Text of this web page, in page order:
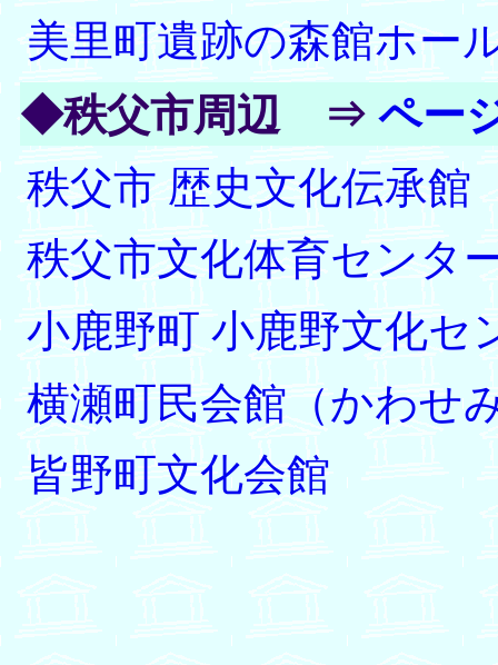
美里町遺跡の森館ホー
◆秩父市周辺 ⇒ ペー
秩父市 歴史文化伝承館
秩父市文化体育センタ
小鹿野町 小鹿野文化セ
横瀬町民会館（かわせ
皆野町文化会館